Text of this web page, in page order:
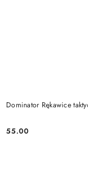
Dominator Rękawice
Cena:
55.00